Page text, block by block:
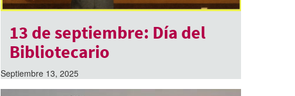
13 de septiembre: Día del
Bibliotecario
Septiembre 13, 2025